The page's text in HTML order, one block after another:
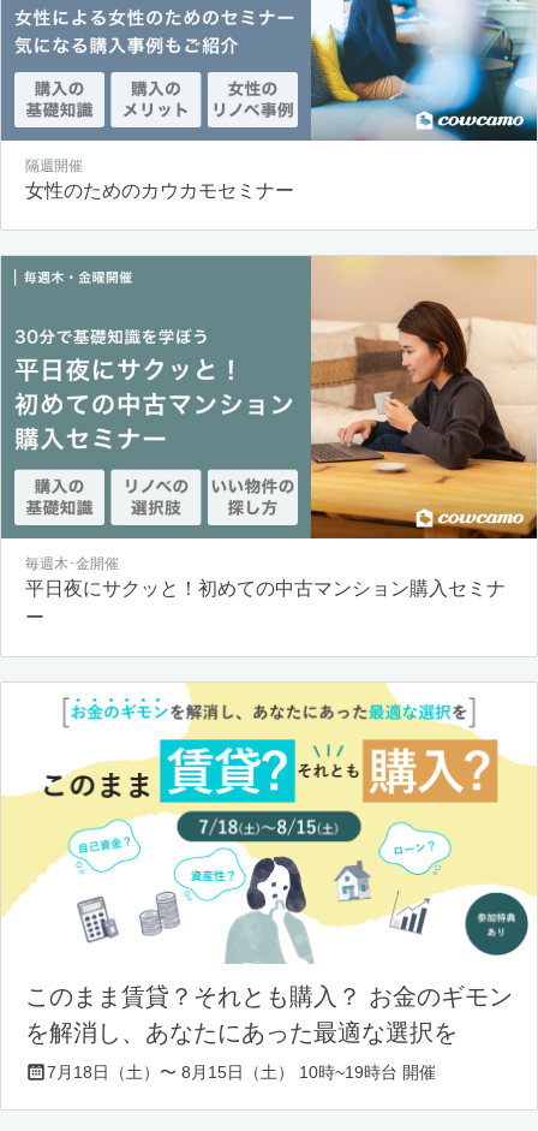
隔週開催
女性のためのカウカモセミナー
毎週木･金開催
平日夜にサクッと！初めての中古マンション購入セミナ
ー
このまま賃貸？それとも購入？ お金のギモン
を解消し、あなたにあった最適な選択を
7月18日（土）〜 8月15日（土） 10時~19時台 開催